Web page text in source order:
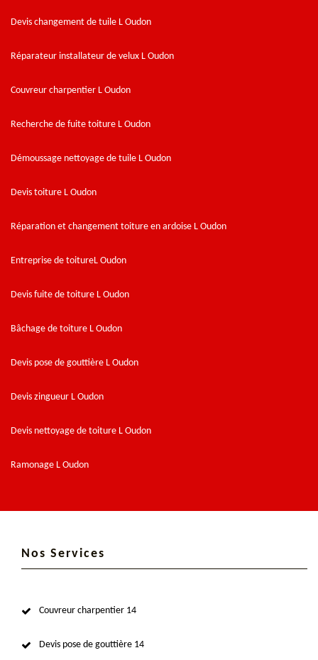
Devis changement de tuile L Oudon
Réparateur installateur de velux L Oudon
Couvreur charpentier L Oudon
Recherche de fuite toiture L Oudon
Démoussage nettoyage de tuile L Oudon
Devis toiture L Oudon
Réparation et changement toiture en ardoise L Oudon
Entreprise de toitureL Oudon
Devis fuite de toiture L Oudon
Bâchage de toiture L Oudon
Devis pose de gouttière L Oudon
Devis zingueur L Oudon
Devis nettoyage de toiture L Oudon
Ramonage L Oudon
Nos Services
Couvreur charpentier 14
Devis pose de gouttière 14